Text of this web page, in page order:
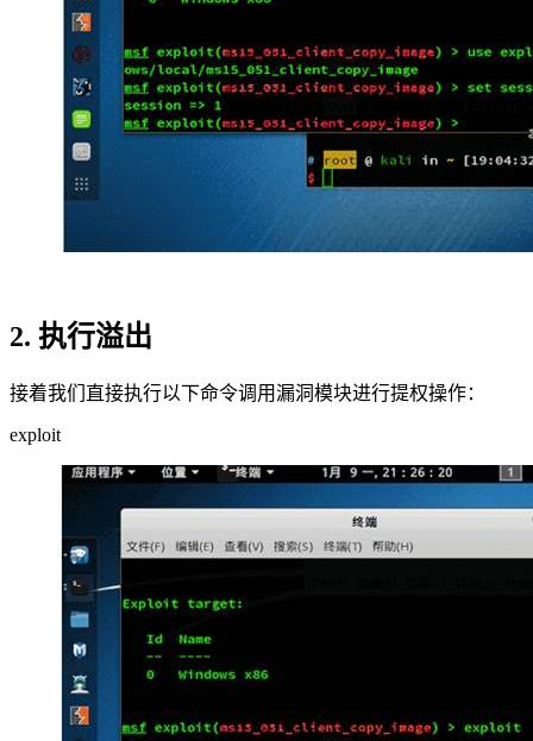
2. 执行溢出
接着我们直接执行以下命令调用漏洞模块进行提权操作：
exploit